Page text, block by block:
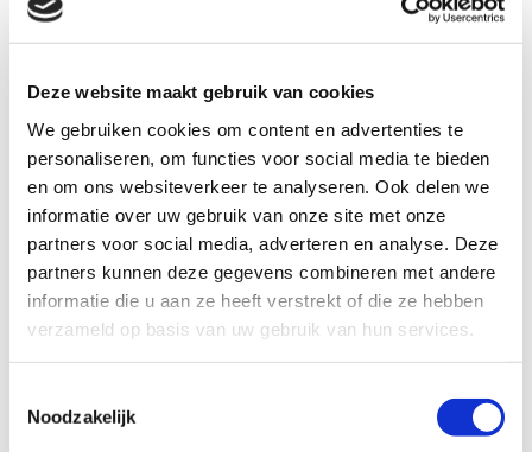
Deze website maakt gebruik van cookies
We gebruiken cookies om content en advertenties te
personaliseren, om functies voor social media te bieden
en om ons websiteverkeer te analyseren. Ook delen we
informatie over uw gebruik van onze site met onze
partners voor social media, adverteren en analyse. Deze
partners kunnen deze gegevens combineren met andere
informatie die u aan ze heeft verstrekt of die ze hebben
verzameld op basis van uw gebruik van hun services.
Noodzakelijk
Mooie glans uit lijnzaad
Met biergist voor een gezonde darmflora
Met natuurlijke antioxidanten
Toepassing
Zeer geschikt voor sportpaarden en -pony’s:
In alle disciplines
Die extra energie nodig hebben
Die snel (te) heet worden
Die gemiddelde tot zware arbeid verrichten
Hoe intensief jij met je paard traint, bepaalt mede de
hoeveelheid energie die je paard nodig heeft. Pavo